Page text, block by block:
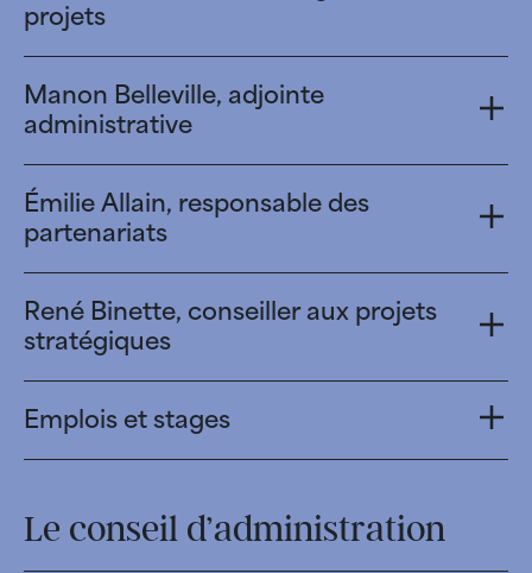
projets
Manon Belleville, adjointe
administrative
Émilie Allain, responsable des
partenariats
René Binette, conseiller aux projets
stratégiques
Emplois et stages
Le conseil d’administration